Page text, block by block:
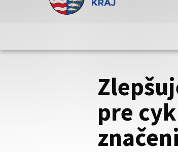
Toto je oficiálna webová
pre